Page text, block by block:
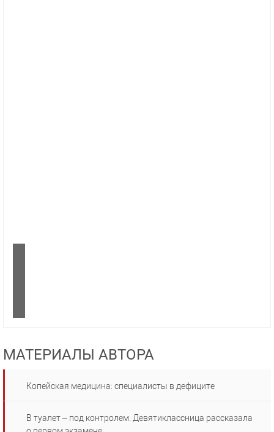
МАТЕРИАЛЫ АВТОРА
Копейская медицина: специалисты в дефиците
В туалет – под контролем. Девятиклассница рассказала